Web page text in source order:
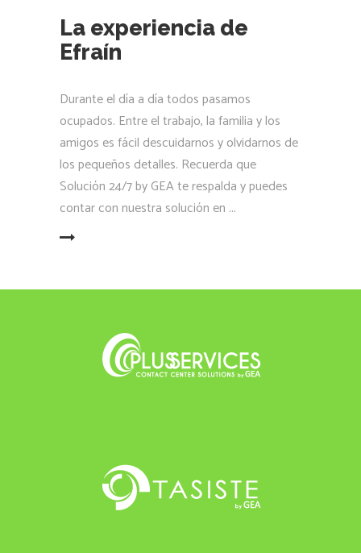
La experiencia de
Efraín
Durante el día a día todos pasamos
ocupados. Entre el trabajo, la familia y los
amigos es fácil descuidarnos y olvidarnos de
los pequeños detalles. Recuerda que
Solución 24/7 by GEA te respalda y puedes
contar con nuestra solución en